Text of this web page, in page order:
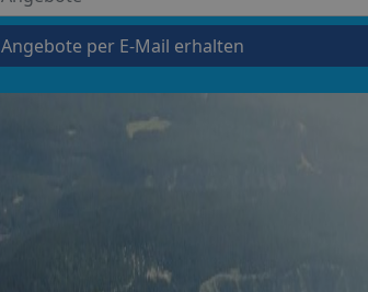
Angebote per E-Mail erhalten